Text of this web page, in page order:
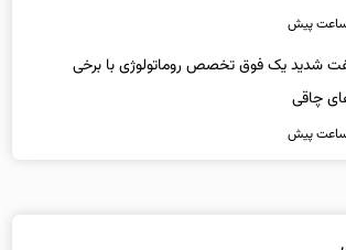
شدید یک فوق تخصص روماتولوژی با برخی
چاقی